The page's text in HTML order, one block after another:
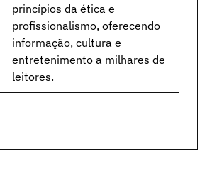
princípios da ética e
profissionalismo, oferecendo
informação, cultura e
entretenimento a milhares de
leitores.